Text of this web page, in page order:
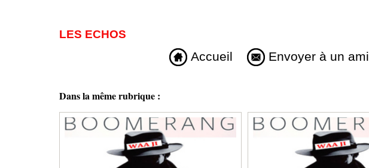
LES ECHOS
Accueil Envoyer à un ami
Dans la même rubrique :